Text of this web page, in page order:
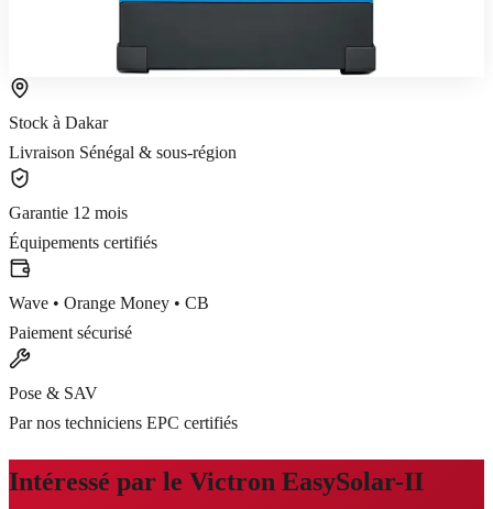
Stock à Dakar
Livraison Sénégal & sous-région
Garantie 12 mois
Équipements certifiés
Wave • Orange Money • CB
Paiement sécurisé
Pose & SAV
Par nos techniciens EPC certifiés
Intéressé par le Victron EasySolar-II